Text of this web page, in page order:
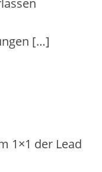
[…]
1×1 der Lead